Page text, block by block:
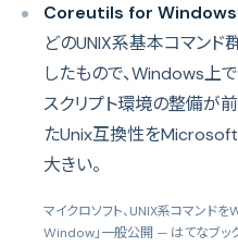
Coreutils for Windows
どのUNIX系基本コマン
したもので、Windows上
スクリプト環境の整備が
たUnix互換性を
大きい。
マイクロソフト、UNIX系コマン
Window」一般公開 — はてなブッ